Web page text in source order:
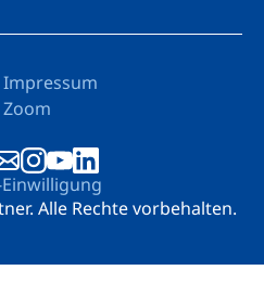
Impressum
Zoom
Alle Rechte vorbehalten.